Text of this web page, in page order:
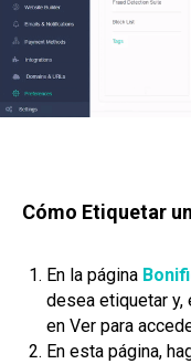
Cómo Etiquetar
En la página
desea etiquetar y,
en Ver para
En esta página,